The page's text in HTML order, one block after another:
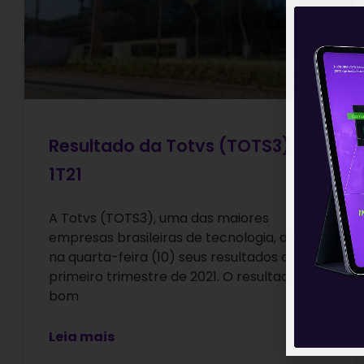
Resultado da Totvs (TOTS3) do
1T21
A Totvs (TOTS3), uma das maiores
empresas brasileiras de tecnologia, divulgou
na quarta-feira (10) seus resultados do
primeiro trimestre de 2021. O resultado foi
bom
Leia mais